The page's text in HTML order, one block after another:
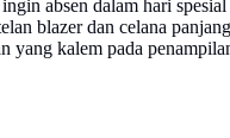
absen dalam hari spesial
blazer dan celana
yang kalem pada